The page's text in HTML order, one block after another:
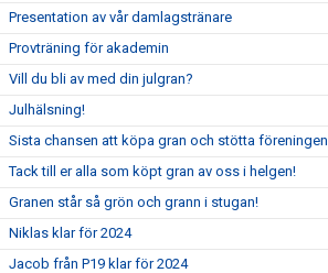
Presentation av vår damlagstränare
Provträning för akademin
Vill du bli av med din julgran?
Julhälsning!
Sista chansen att köpa gran och stötta föreningen
Tack till er alla som köpt gran av oss i helgen!
Granen står så grön och grann i stugan!
Niklas klar för 2024
Jacob från P19 klar för 2024